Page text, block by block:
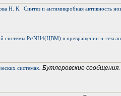
Н. К.
Синтез и антимикробная активность
системы Pr/NH4(ЦВМ) в превращении н-
системах. Бутлеровские сообщения.